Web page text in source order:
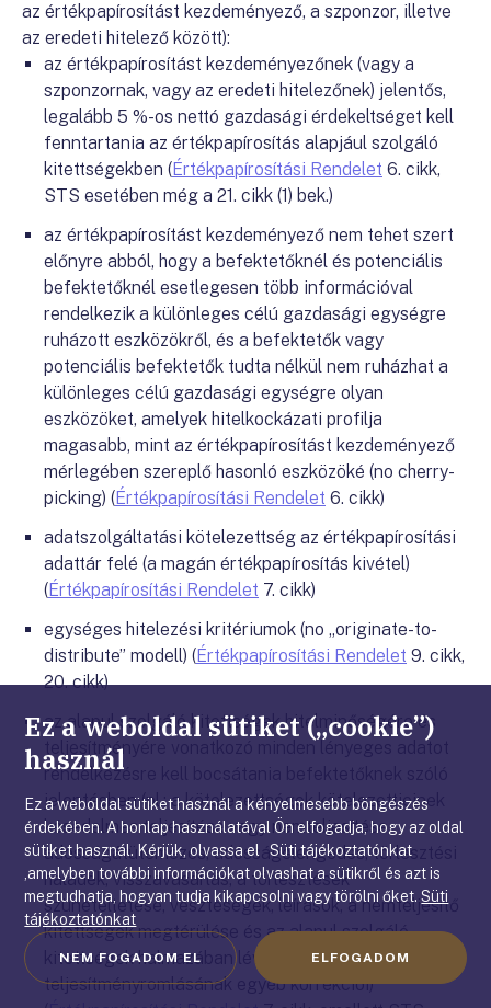
az értékpapírosítást kezdeményező, a szponzor, illetve
az eredeti hitelező között):
az értékpapírosítást kezdeményezőnek (vagy a
szponzornak, vagy az eredeti hitelezőnek) jelentős,
legalább 5 %-os nettó gazdasági érdekeltséget kell
fenntartania az értékpapírosítás alapjául szolgáló
kitettségekben (Értékpapírosítási Rendelet 6. cikk,
STS esetében még a 21. cikk (1) bek.)
az értékpapírosítást kezdeményező nem tehet szert
előnyre abból, hogy a befektetőknél és potenciális
befektetőknél esetlegesen több információval
rendelkezik a különleges célú gazdasági egységre
ruházott eszközökről, és a befektetők vagy
potenciális befektetők tudta nélkül nem ruházhat a
különleges célú gazdasági egységre olyan
eszközöket, amelyek hitelkockázati profilja
magasabb, mint az értékpapírosítást kezdeményező
mérlegében szereplő hasonló eszközöké (no cherry-
picking) (Értékpapírosítási Rendelet 6. cikk)
adatszolgáltatási kötelezettség az értékpapírosítási
adattár felé (a magán értékpapírosítás kivétel)
(Értékpapírosítási Rendelet 7. cikk)
egységes hitelezési kritériumok (no „originate-to-
distribute” modell) (Értékpapírosítási Rendelet 9. cikk,
20. cikk)
az alapul szolgáló kitettségek hitelminőségére és
teljesítményére vonatkozó minden lényeges adatot
rendelkezésre kell bocsátania befektetőknek szóló
jelentésben (pl.: a kötelezettségek kötelezettjeinek
késedelmes teljesítése vagy nemteljesítése,
adósságátütemezés, adósságelengedés, törlesztési
haladék, visszavásárlás, a törlesztések
szüneteltetése, veszteségek, leírások, a nemteljesítő
kitettségek megtérülése és az alapul szolgáló
kitettségek halmazában lévő eszközök
teljesítményromlásának egyéb korrekciói)
Ez a weboldal sütiket („cookie”)
használ
Ez a weboldal sütiket használ a kényelmesebb böngészés
érdekében. A honlap használatával Ön elfogadja, hogy az oldal
sütiket használ. Kérjük, olvassa el Süti tájékoztatónkat
,amelyben további információkat olvashat a sütikről és azt is
megtudhatja, hogyan tudja kikapcsolni vagy törölni őket.Süti
tájékoztatónkat
NEM FOGADOM EL ELFOGADOM